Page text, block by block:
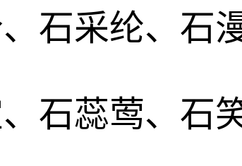
石采纶、石
石蕊莺、石